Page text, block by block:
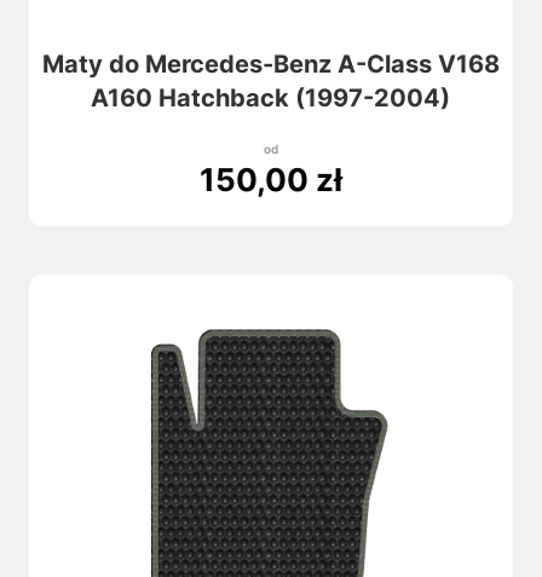
Maty do Mercedes-Benz A-Class V168
A160 Hatchback (1997-2004)
od
150,00 zł